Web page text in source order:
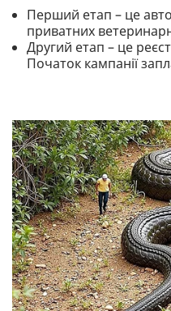
Перший етап – це
приватних
Другий етап – це
Початок кампанії